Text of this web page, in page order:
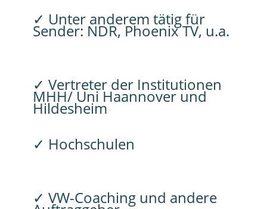
✓ Unter anderem tätig für
Sender: NDR, Phoenix TV, u.a.
✓ Vertreter der Institutionen
MHH/ Uni Haannover und
Hildesheim
✓ Hochschulen
✓ VW-Coaching und andere